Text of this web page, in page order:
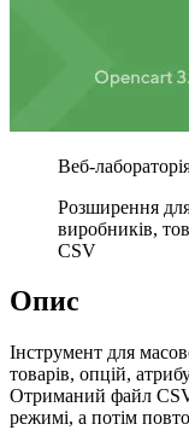
Розширення
виробників,
CSV
Опис
Інструмент для
товарів, опцій,
Отриманий файл
режимі, а потім